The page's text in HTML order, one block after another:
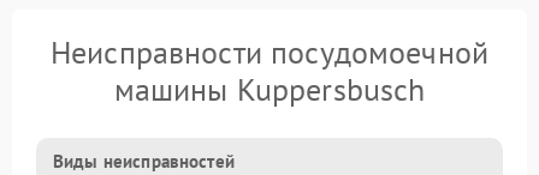
Неисправности посудомоечной
машины Kuppersbusch
Виды неисправностей